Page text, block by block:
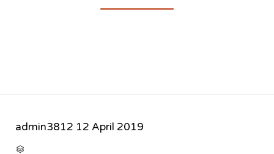
admin3812 12 April 2019
